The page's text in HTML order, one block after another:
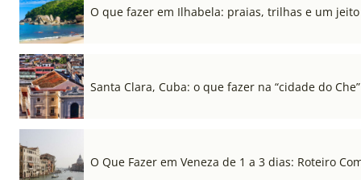
O que fazer em Ilhabela: praias, trilhas e um
Santa Clara, Cuba: o que fazer na “cidade do Che”
O Que Fazer em Veneza de 1 a 3 dias: Roteiro